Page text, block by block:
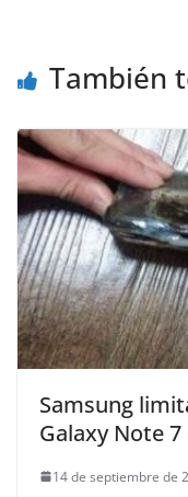
También
Samsung
Galaxy Note 7
14 de septiembre de